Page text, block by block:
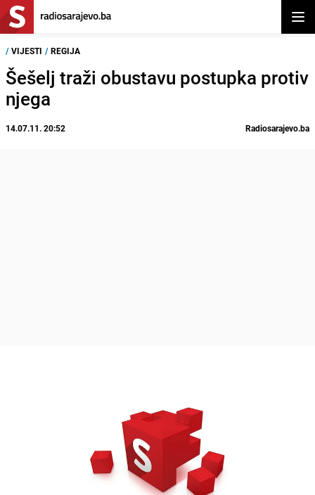
/ VIJESTI / REGIJA
Šešelj traži obustavu postupka protiv
njega
14.07.11. 20:52 Radiosarajevo.ba